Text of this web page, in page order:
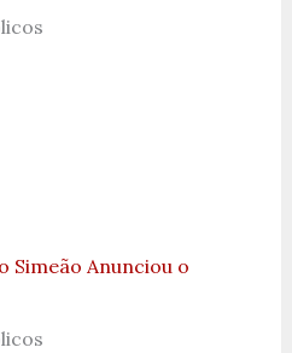
Simeão Anunciou o